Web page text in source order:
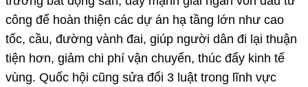
công để hoàn thiện các dự án hạ tầng lớn như cao
tốc, cầu, đường vành đai, giúp người dân đi lại thuận
tiện hơn, giảm chi phí vận chuyển, thúc đẩy kinh tế
vùng. Quốc hội cũng sửa đổi 3 luật trong lĩnh vực